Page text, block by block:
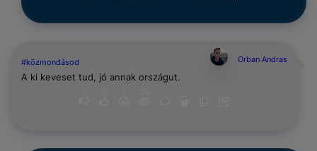
#közmondásod Orban Andras
A ki keveset tud, jó annak országut.